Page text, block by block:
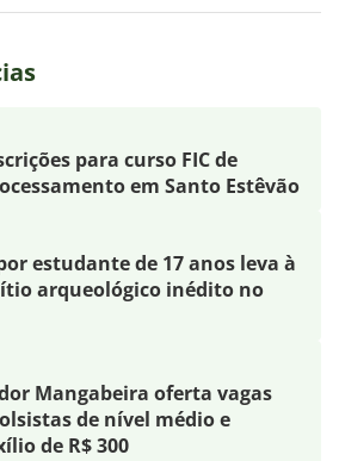
para curso FIC de
em Santo Estêvão
estudante de 17 anos leva à
arqueológico inédito no
Mangabeira oferta vagas
de nível médio e
de R$ 300